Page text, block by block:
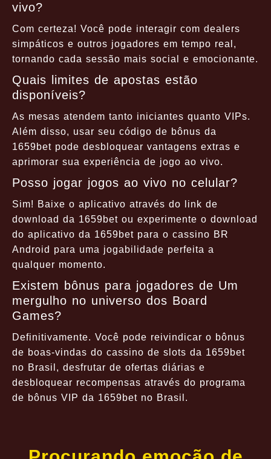
vivo?
Com certeza! Você pode interagir com dealers
simpáticos e outros jogadores em tempo real,
tornando cada sessão mais social e emocionante.
Quais limites de apostas estão
disponíveis?
As mesas atendem tanto iniciantes quanto VIPs.
Além disso, usar seu código de bônus da
1659bet pode desbloquear vantagens extras e
aprimorar sua experiência de jogo ao vivo.
Posso jogar jogos ao vivo no celular?
Sim! Baixe o aplicativo através do link de
download da 1659bet ou experimente o download
do aplicativo da 1659bet para o cassino BR
Android para uma jogabilidade perfeita a
qualquer momento.
Existem bônus para jogadores de Um
mergulho no universo dos Board
Games?
Definitivamente. Você pode reivindicar o bônus
de boas-vindas do cassino de slots da 1659bet
no Brasil, desfrutar de ofertas diárias e
desbloquear recompensas através do programa
de bônus VIP da 1659bet no Brasil.